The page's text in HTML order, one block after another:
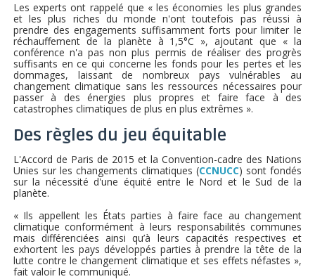
Les experts ont rappelé que « les économies les plus grandes
et les plus riches du monde n'ont toutefois pas réussi à
prendre des engagements suffisamment forts pour limiter le
réchauffement de la planète à 1,5°C », ajoutant que « la
conférence n'a pas non plus permis de réaliser des progrès
suffisants en ce qui concerne les fonds pour les pertes et les
dommages, laissant de nombreux pays vulnérables au
changement climatique sans les ressources nécessaires pour
passer à des énergies plus propres et faire face à des
catastrophes climatiques de plus en plus extrêmes ».
Des règles du jeu équitable
L'Accord de Paris de 2015 et la Convention-cadre des Nations
Unies sur les changements climatiques (CCNUCC) sont fondés
sur la nécessité d'une équité entre le Nord et le Sud de la
planète.
« Ils appellent les États parties à faire face au changement
climatique conformément à leurs responsabilités communes
mais différenciées ainsi qu’à leurs capacités respectives et
exhortent les pays développés parties à prendre la tête de la
lutte contre le changement climatique et ses effets néfastes »,
fait valoir le communiqué.